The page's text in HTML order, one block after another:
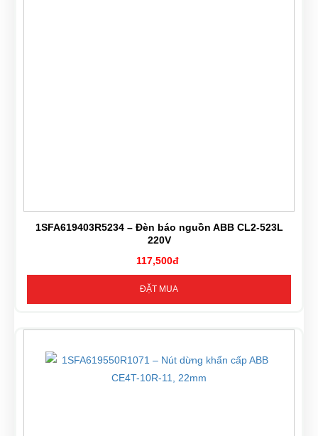
1SFA619403R5234 – Đèn báo nguồn ABB CL2-523L
220V
117,500đ
ĐẶT MUA